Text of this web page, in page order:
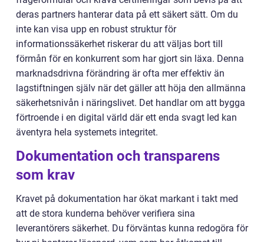
deras partners hanterar data på ett säkert sätt. Om du
inte kan visa upp en robust struktur för
informationssäkerhet riskerar du att väljas bort till
förmån för en konkurrent som har gjort sin läxa. Denna
marknadsdrivna förändring är ofta mer effektiv än
lagstiftningen själv när det gäller att höja den allmänna
säkerhetsnivån i näringslivet. Det handlar om att bygga
förtroende i en digital värld där ett enda svagt led kan
äventyra hela systemets integritet.
Dokumentation och transparens
som krav
Kravet på dokumentation har ökat markant i takt med
att de stora kunderna behöver verifiera sina
leverantörers säkerhet. Du förväntas kunna redogöra för